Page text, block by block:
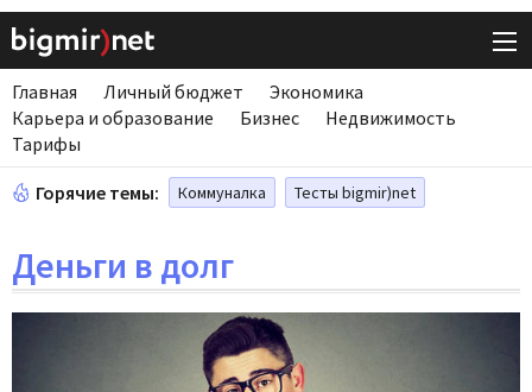
Главная Личный бюджет
Экономика
Карьера и образование
Бизнес
Недвижимость
Тарифы
Горячие темы: Коммуналка Тесты bigmir)net
Деньги в долг